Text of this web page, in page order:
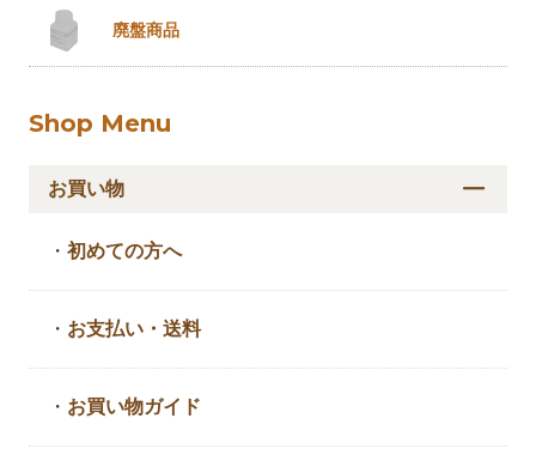
廃盤商品
Shop Menu
お買い物
・初めての方へ
・ お支払い・送料
・ お買い物ガイド